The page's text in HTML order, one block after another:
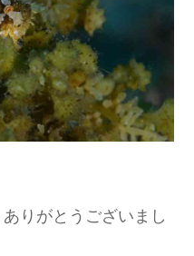
りがとうございまし